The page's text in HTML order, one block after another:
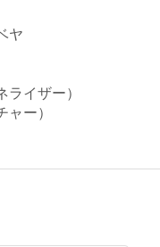
ヤ
イザー）
ー）